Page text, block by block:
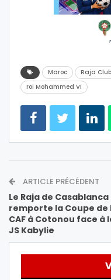
Maroc
Raja
roi Mohammed VI
ARTICLE PRÉCÉDENT
Le Raja de Casablanca
remporte la Coupe de
CAF à Cotonou face à
JS Kabylie